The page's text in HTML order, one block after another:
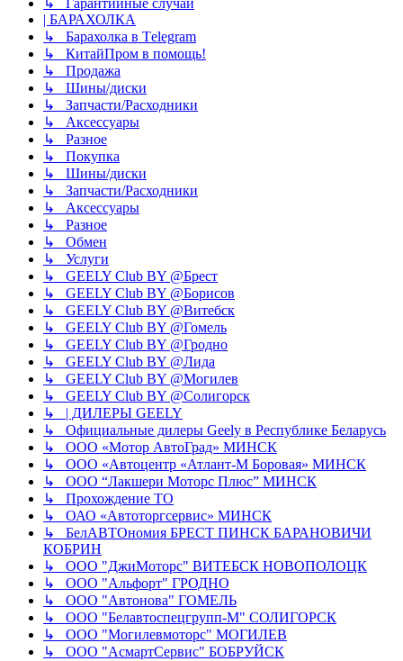
↳ Гарантийные случаи
| БАРАХОЛКА
↳ Барахолка в Tеlegram
↳ КитайПром в помощь!
↳ Продажа
↳ Шины/диски
↳ Запчасти/Расходники
↳ Аксессуары
↳ Разное
↳ Покупка
↳ Шины/диски
↳ Запчасти/Расходники
↳ Аксессуары
↳ Разное
↳ Обмен
↳ Услуги
↳ GEELY Club BY @Брест
↳ GEELY Club BY @Борисов
↳ GEELY Club BY @Витебск
↳ GEELY Club BY @Гомель
↳ GEELY Club BY @Гродно
↳ GEELY Club BY @Лида
↳ GEELY Club BY @Могилев
↳ GEELY Club BY @Солигорск
↳ | ДИЛЕРЫ GEELY
↳ Официальные дилеры Geely в Республике Беларусь
↳ ООО «Мотор АвтоГрад» МИНСК
↳ ООО «Автоцентр «Атлант-М Боровая» МИНСК
↳ ООО “Лакшери Моторс Плюс” МИНСК
↳ Прохождение ТО
↳ ОАО «Автоторгсервис» МИНСК
↳ БелАВТОномия БРЕСТ ПИНСК БАРАНОВИЧИ
КОБРИН
↳ ООО "ДжиМоторс" ВИТЕБСК НОВОПОЛОЦК
↳ ООО "Альфорт" ГРОДНО
↳ ООО "Автонова" ГОМЕЛЬ
↳ ООО "Белавтоспецгрупп-М" СОЛИГОРСК
↳ ООО "Могилевмоторс" МОГИЛЕВ
↳ ООО "АсмартСервис" БОБРУЙСК